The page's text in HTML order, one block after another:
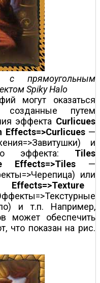
прямоугольным
Spiky Halo
могут оказаться
путем
эффекта Curlicues
Effects=>Curlicues—
и
эффекта: Tiles
Effects=>Tiles —
или
Effects=>Texture
и т.п. Например,
может обеспечить
что показан на рис.